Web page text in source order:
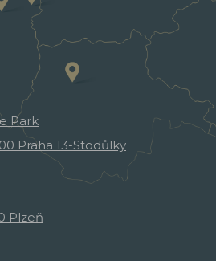
Park
Praha 13-Stodůlky
Plzeň